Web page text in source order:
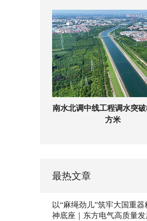
南水北调中线工程调水突破
方米
最热文章
以“麻绳劲儿”筑牢大国重器
神底座｜东方电气高质量发